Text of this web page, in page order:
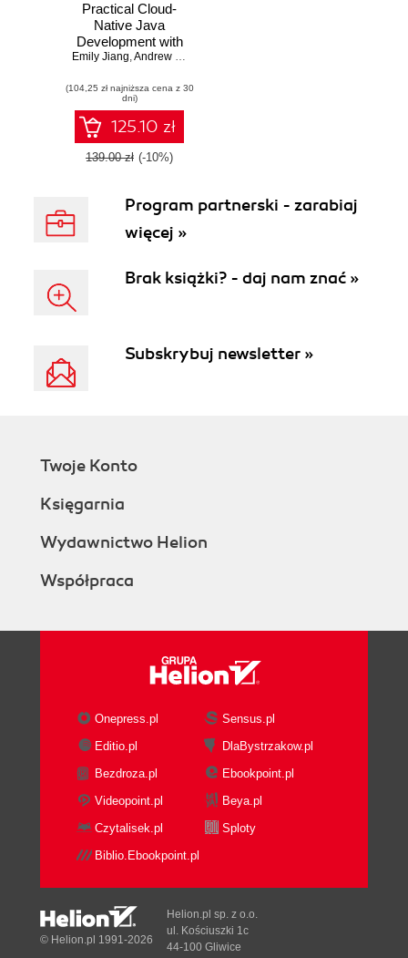
Practical Cloud-
Native Java
Development with
MicroProfile.
deploy scalable,
resilient, and
reactive cloud-
native applications
using MicroProfile
Emily Jiang,Andrew McCright
(104,25 zł najniższa cena z 30
dni)
125.10 zł
139.00 zł (-10%)
Program partnerski - zarabiaj
więcej »
Brak książki? - daj nam znać »
Subskrybuj newsletter »
Twoje Konto
Księgarnia
Wydawnictwo Helion
Współpraca
Onepress.pl
Sensus.pl
Editio.pl
DlaBystrzakow.pl
Bezdroza.pl
Ebookpoint.pl
Videopoint.pl
Beya.pl
Czytalisek.pl
Sploty
Biblio.Ebookpoint.pl
© Helion.pl 1991-2026
Helion.pl sp. z o.o.
ul. Kościuszki 1c
44-100 Gliwice